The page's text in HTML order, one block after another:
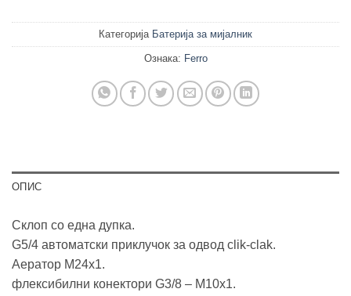
Категорија Батерија за мијалник
Ознака: Ferro
ОПИС
Склоп со една дупка.
G5/4 автоматски приклучок за одвод clik-clak.
Аератор М24х1.
флексибилни конектори G3/8 – M10x1.